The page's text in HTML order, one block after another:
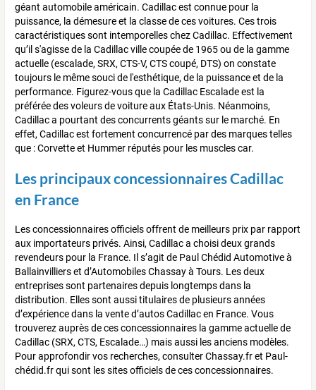
géant automobile américain. Cadillac est connue pour la
puissance, la démesure et la classe de ces voitures. Ces trois
caractéristiques sont intemporelles chez Cadillac. Effectivement
qu’il s'agisse de la Cadillac ville coupée de 1965 ou de la gamme
actuelle (escalade, SRX, CTS-V, CTS coupé, DTS) on constate
toujours le même souci de l'esthétique, de la puissance et de la
performance. Figurez-vous que la Cadillac Escalade est la
préférée des voleurs de voiture aux États-Unis. Néanmoins,
Cadillac a pourtant des concurrents géants sur le marché. En
effet, Cadillac est fortement concurrencé par des marques telles
que : Corvette et Hummer réputés pour les muscles car.
Les principaux concessionnaires Cadillac
en France
Les concessionnaires officiels offrent de meilleurs prix par rapport
aux importateurs privés. Ainsi, Cadillac a choisi deux grands
revendeurs pour la France. Il s’agit de Paul Chédid Automotive à
Ballainvilliers et d’Automobiles Chassay à Tours. Les deux
entreprises sont partenaires depuis longtemps dans la
distribution. Elles sont aussi titulaires de plusieurs années
d’expérience dans la vente d’autos Cadillac en France. Vous
trouverez auprès de ces concessionnaires la gamme actuelle de
Cadillac (SRX, CTS, Escalade…) mais aussi les anciens modèles.
Pour approfondir vos recherches, consulter Chassay.fr et Paul-
chédid.fr qui sont les sites officiels de ces concessionnaires.